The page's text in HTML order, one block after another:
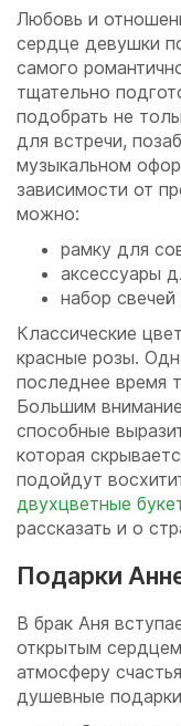
Любовь и
сердце девушки
самого
тщательно
подобрать не
для встречи,
музыкальном
зависимости от
можно:
рамку для
аксессуары
набор
Классические
красные розы.
последнее время
Большим
способные
которая
подойдут
двухцветные
рассказать и о
Подарки
В брак Аня
открытым
атмосферу
душевные